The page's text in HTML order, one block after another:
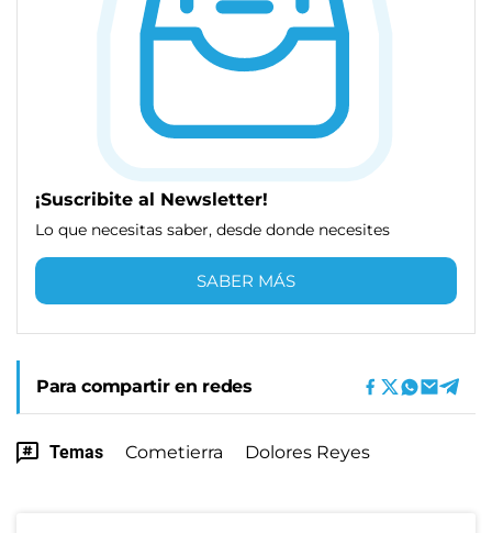
¡Suscribite al Newsletter!
Lo que necesitas saber, desde donde necesites
SABER MÁS
Para compartir en redes
Temas Cometierra Dolores Reyes